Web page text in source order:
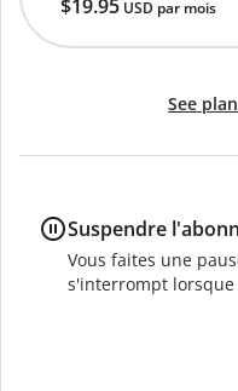
$19.95 USD par mois
See
Suspendre
Vous faites une
s'interrompt lorsque